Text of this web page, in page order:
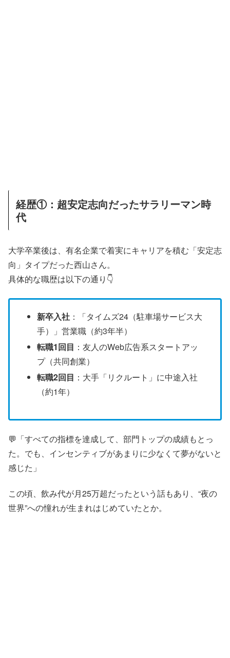
経歴①：超安定志向だったサラリーマン時
代
大学卒業後は、有名企業で着実にキャリアを積む「安定志
向」タイプだった西山さん。
具体的な職歴は以下の通り👇
新卒入社 ：「タイムズ24（駐車場サービス大
手）」営業職（約3年半）
転職1回目 ：友人のWeb広告系スタートアッ
プ（共同創業）
転職2回目 ：大手「リクルート」に中途入社
（約1年）
💬「すべての指標を達成して、部門トップの成績もとっ
た。でも、インセンティブがあまりに少なくて夢がないと
感じた」
この頃、飲み代が月25万超だったという話もあり、“夜の
世界”への憧れが生まれはじめていたとか。